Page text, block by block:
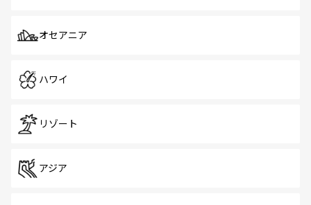
オセアニア
ハワイ
リゾート
アジア